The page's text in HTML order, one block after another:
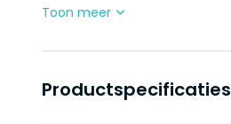
Toon meer
Productspecificaties